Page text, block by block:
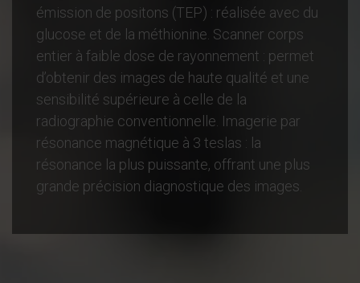
émission de positons (TEP) : réalisée avec du
glucose et de la méthionine. Scanner corps
entier à faible dose de rayonnement : permet
d’obtenir des images de haute qualité et une
sensibilité supérieure à celle de la
radiographie conventionnelle. Imagerie par
résonance magnétique à 3 teslas : la
résonance la plus puissante, offrant une plus
grande précision diagnostique des images.